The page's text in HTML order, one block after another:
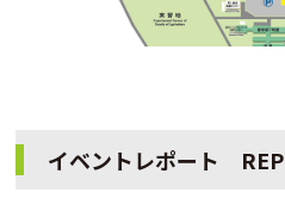
イベントレポート